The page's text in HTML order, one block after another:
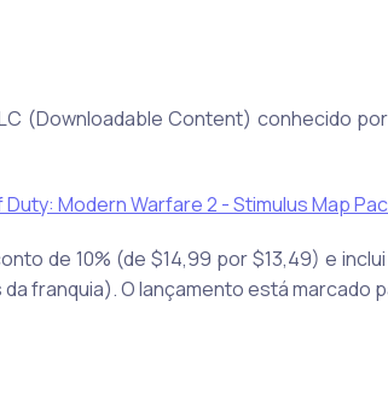
(Downloadable Content) conhecido por
de 10% (de $14,99 por $13,49) e
franquia). O lançamento está marcado